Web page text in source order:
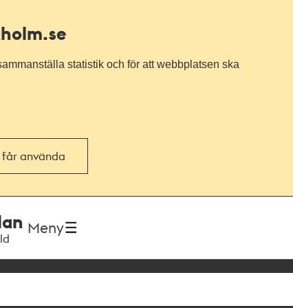
statistik och för att webbplatsen ska
får använda
Meny